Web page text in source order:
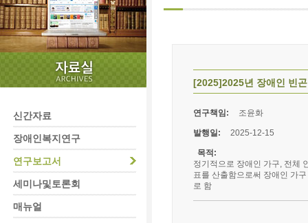
신간자료
장애인복지연구
연구보고서
세미나및토론회
매뉴얼
[2025]2025년 장애인 빈
연구책임: 조윤화
발행일: 2025-12-15
목적:
정기적으로 장애인 가구, 전체
표를 산출함으로써 장애인 가
로 함